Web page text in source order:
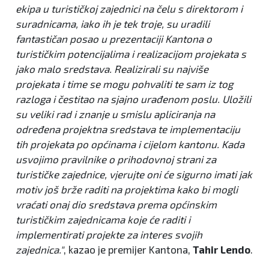
ekipa u turističkoj zajednici na čelu s direktorom i
suradnicama, iako ih je tek troje, su uradili
fantastičan posao u prezentaciji Kantona o
turističkim potencijalima i realizacijom projekata s
jako malo sredstava. Realizirali su najviše
projekata i time se mogu pohvaliti te sam iz tog
razloga i čestitao na sjajno urađenom poslu. Uložili
su veliki rad i znanje u smislu apliciranja na
određena projektna sredstava te implementaciju
tih projekata po općinama i cijelom kantonu. Kada
usvojimo pravilnike o prihodovnoj strani za
turističke zajednice, vjerujte oni će sigurno imati jak
motiv još brže raditi na projektima kako bi mogli
vraćati onaj dio sredstava prema općinskim
turističkim zajednicama koje će raditi i
implementirati projekte za interes svojih
zajednica.", kazao je premijer Kantona, Tahir Lendo